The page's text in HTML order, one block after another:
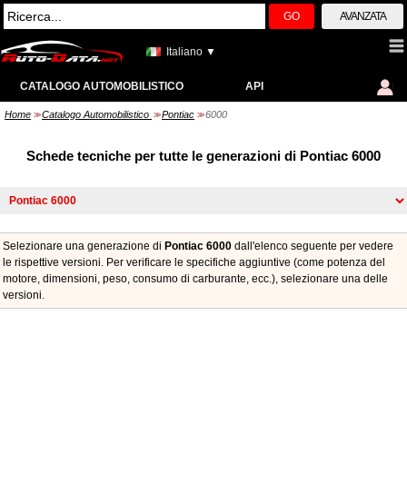
GO AVANZATA
Italiano ▼
CATALOGO AUTOMOBILISTICO API
Home >> Catalogo Automobilistico >> Pontiac >> 6000
Schede tecniche per tutte le generazioni di Pontiac 6000
Selezionare una generazione di Pontiac 6000 dall'elenco seguente per vedere
le rispettive versioni. Per verificare le specifiche aggiuntive (come potenza del
motore, dimensioni, peso, consumo di carburante, ecc.), selezionare una delle
versioni.